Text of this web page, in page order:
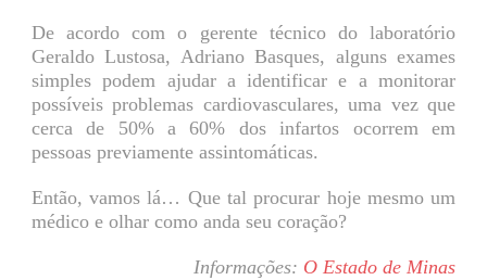
De acordo com o gerente técnico do laboratório
Geraldo Lustosa, Adriano Basques, alguns exames
simples podem ajudar a identificar e a monitorar
possíveis problemas cardiovasculares, uma vez que
cerca de 50% a 60% dos infartos ocorrem em
pessoas previamente assintomáticas.
Então, vamos lá… Que tal procurar hoje mesmo um
médico e olhar como anda seu coração?
Informações: O Estado de Minas